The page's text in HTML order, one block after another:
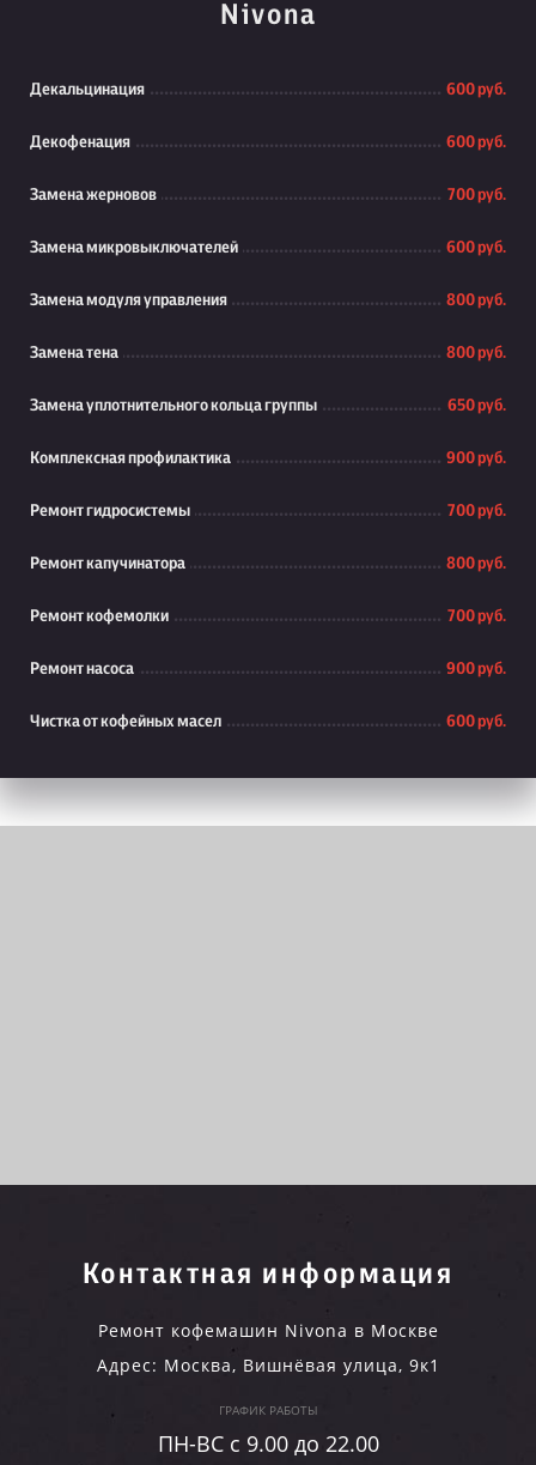
Nivona
Декальцинация 600 руб.
Декофенация 600 руб.
Замена жерновов 700 руб.
Замена микровыключателей 600 руб.
Замена модуля управления 800 руб.
Замена тена 800 руб.
Замена уплотнительного кольца группы 650 руб.
Комплексная профилактика 900 руб.
Ремонт гидросистемы 700 руб.
Ремонт капучинатора 800 руб.
Ремонт кофемолки 700 руб.
Ремонт насоса 900 руб.
Чистка от кофейных масел 600 руб.
Контактная информация
Ремонт кофемашин Nivona в Москве
Адрес: Москва, Вишнёвая улица, 9к1
ГРАФИК РАБОТЫ
ПН-ВC c 9.00 до 22.00